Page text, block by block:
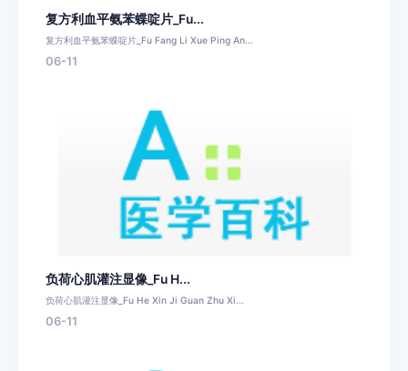
复方利血平氨苯蝶啶片_Fu...
复方利血平氨苯蝶啶片_Fu Fang Li Xue Ping An...
06-11
负荷心肌灌注显像_Fu H...
负荷心肌灌注显像_Fu He Xin Ji Guan Zhu Xi...
06-11